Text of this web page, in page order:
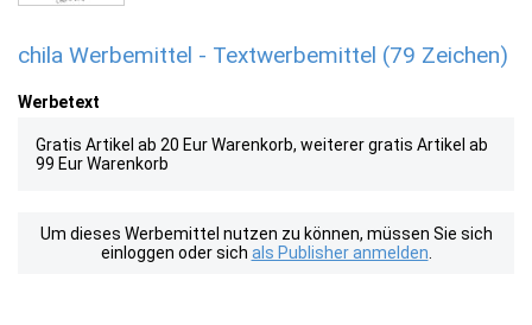
chila Werbemittel - Textwerbemittel (79 Zeichen)
Werbetext
Gratis Artikel ab 20 Eur Warenkorb, weiterer gratis Artikel ab
99 Eur Warenkorb
Um dieses Werbemittel nutzen zu können, müssen Sie sich
einloggen oder sich als Publisher anmelden